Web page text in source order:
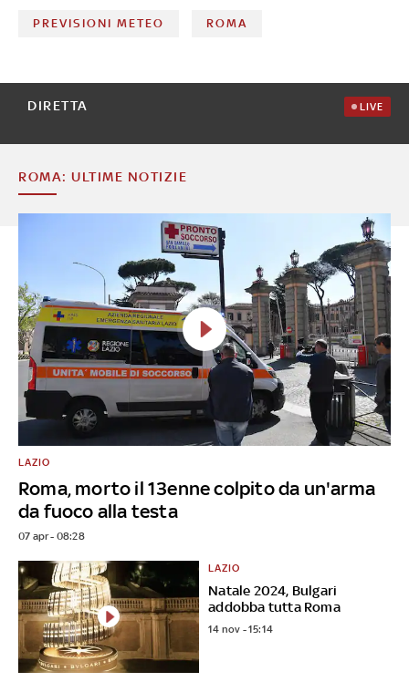
PREVISIONI METEO ROMA
DIRETTA LIVE
ROMA: ULTIME NOTIZIE
Roma, morto il 13enne colpito da un'arma
da fuoco alla testa
LAZIO
07 apr - 08:28
Natale 2024, Bulgari
addobba tutta Roma
LAZIO
14 nov - 15:14